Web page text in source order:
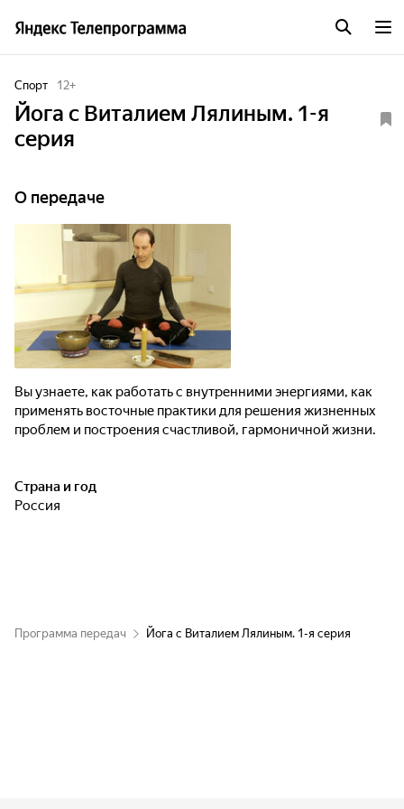
Спорт 12+
Йога с Виталием Лялиным. 1-я
серия
О передаче
Вы узнаете, как работать с внутренними энергиями, как
применять восточные практики для решения жизненных
проблем и построения счастливой, гармоничной жизни.
Страна и год
Россия
Программа передач Йога с Виталием Лялиным. 1-я серия